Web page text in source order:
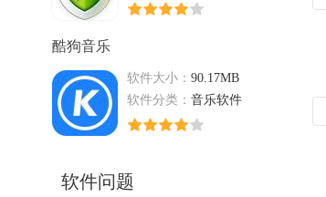
酷狗音乐
软件大小： 90.17MB
软件分类： 音乐软件
软件问题